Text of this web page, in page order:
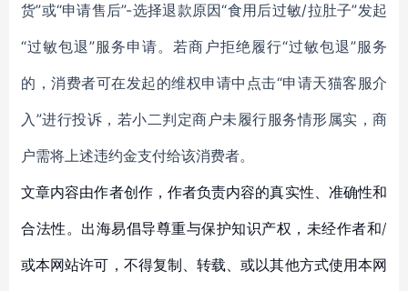
货”或“申请售后”-选择退款原因“食用后过敏/拉肚子”发起
“过敏包退”服务申请。若商户拒绝履行“过敏包退”服务
的，消费者可在发起的维权申请中点击“申请天猫客服介
入”进行投诉，若小二判定商户未履行服务情形属实，商
户需将上述违约金支付给该消费者。
文章内容由作者创作，作者负责内容的真实性、准确性和
合法性。出海易倡导尊重与保护知识产权，未经作者和/
或本网站许可，不得复制、转载、或以其他方式使用本网